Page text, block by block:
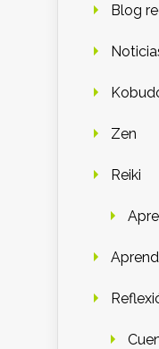
Blog
Zen
Reiki